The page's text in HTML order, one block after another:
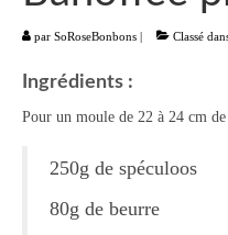
Aumônières
par SoRoseBonbons | Classé
Ingrédients :
Pour un moule de 22 à 24 cm
250g de spéculoos
80g de beurre